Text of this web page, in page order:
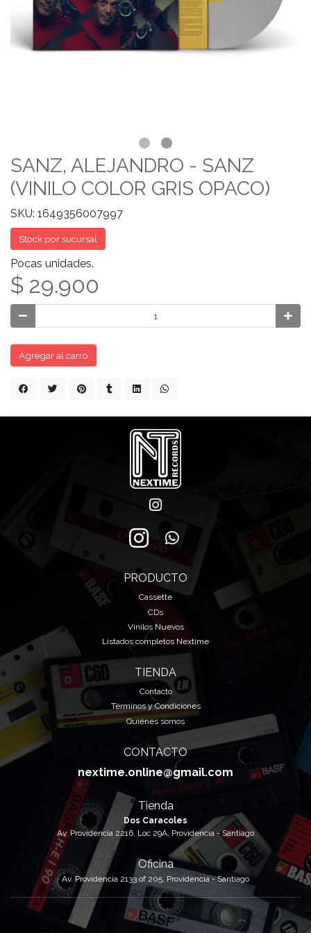
SANZ, ALEJANDRO - SANZ
(VINILO COLOR GRIS OPACO)
SKU: 1649356007997
Stock por sucursal
Pocas unidades.
$ 29.900
Agregar al carro
PRODUCTO
Cassette
CDs
Vinilos Nuevos
Listados completos Nextime
TIENDA
Contacto
Términos y Condiciones
Quiénes somos
CONTACTO
nextime.online@gmail.com
Tienda
Dos Caracoles
Av. Providencia 2216, Loc 29A, Providencia - Santiago
Oficina
Av. Providencia 2133 of 205, Providencia - Santiago